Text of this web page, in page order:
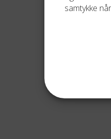
samtykke